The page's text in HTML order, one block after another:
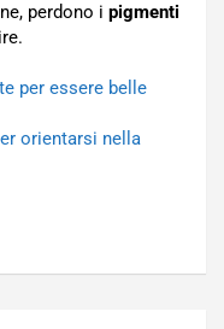
perdono i pigmenti
per essere belle
orientarsi nella